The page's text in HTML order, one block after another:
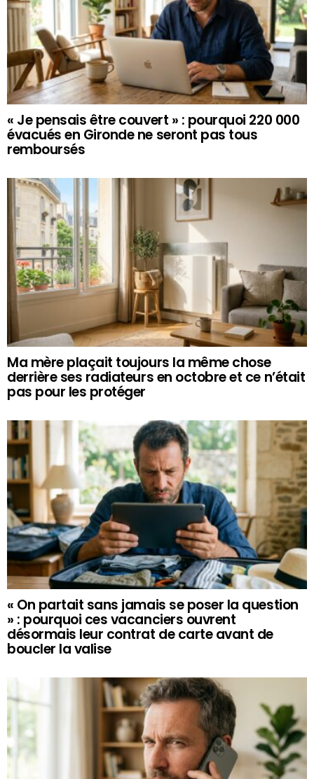
« Je pensais être couvert » : pourquoi 220 000
évacués en Gironde ne seront pas tous
remboursés
Ma mère plaçait toujours la même chose
derrière ses radiateurs en octobre et ce n’était
pas pour les protéger
« On partait sans jamais se poser la question
» : pourquoi ces vacanciers ouvrent
désormais leur contrat de carte avant de
boucler la valise